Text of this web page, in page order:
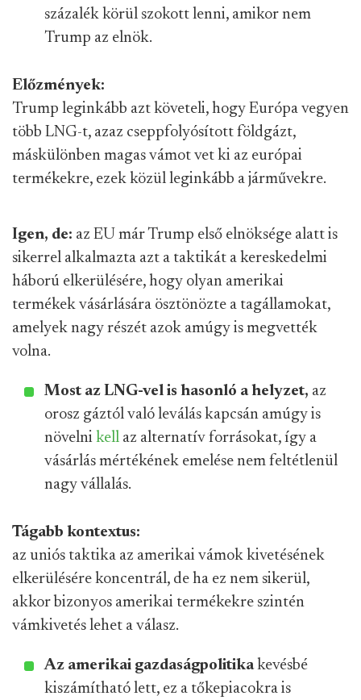
százalék körül szokott lenni, amikor nem
Trump az elnök.
Előzmények:
Trump leginkább azt követeli, hogy Európa vegyen
több LNG-t, azaz cseppfolyósított földgázt,
máskülönben magas vámot vet ki az európai
termékekre, ezek közül leginkább a járművekre.
Igen, de: az EU már Trump első elnöksége alatt is
sikerrel alkalmazta azt a taktikát a kereskedelmi
háború elkerülésére, hogy olyan amerikai
termékek vásárlására ösztönözte a tagállamokat,
amelyek nagy részét azok amúgy is megvették
volna.
Most az LNG-vel is hasonló a helyzet, az
orosz gáztól való leválás kapcsán amúgy is
növelni kell az alternatív forrásokat, így a
vásárlás mértékének emelése nem feltétlenül
nagy vállalás.
Tágabb kontextus:
az uniós taktika az amerikai vámok kivetésének
elkerülésére koncentrál, de ha ez nem sikerül,
akkor bizonyos amerikai termékekre szintén
vámkivetés lehet a válasz.
Az amerikai gazdaságpolitikakevésbé
kiszámítható lett, ez a tőkepiacokra is